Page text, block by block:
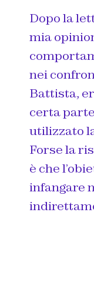
Dopo la
mia
nei
Battista,
certa
utilizzato
Forse la
è che
infangare